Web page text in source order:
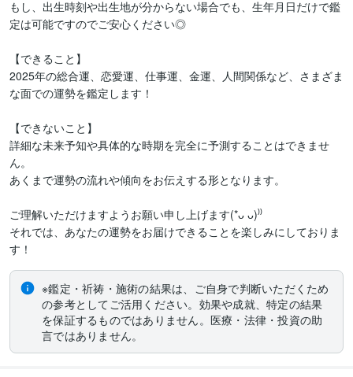
もし、出生時刻や出生地が分からない場合でも、生年月日だけで鑑
定は可能ですのでご安心ください◎
【できること】
2025年の総合運、恋愛運、仕事運、金運、人間関係など、さまざま
な面での運勢を鑑定します！
【できないこと】
詳細な未来予知や具体的な時期を完全に予測することはできませ
ん。
あくまで運勢の流れや傾向をお伝えする形となります。
ご理解いただけますようお願い申し上げます(*ᴗ ᴗ)⁾⁾
それでは、あなたの運勢をお届けできることを楽しみにしておりま
※鑑定・祈祷・施術の結果は、ご自身で判断いただくため
の参考としてご活用ください。効果や成就、特定の結果
を保証するものではありません。医療・法律・投資の助
言ではありません。